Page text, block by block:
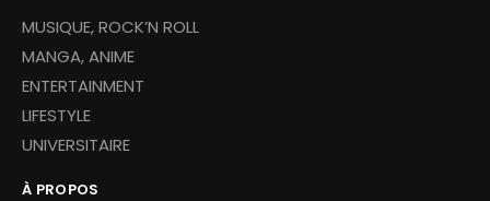
MUSIQUE, ROCK’N ROLL
MANGA, ANIME
ENTERTAINMENT
LIFESTYLE
UNIVERSITAIRE
À PROPOS